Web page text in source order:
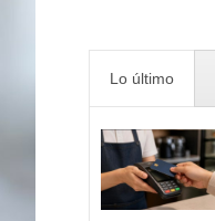
Lo último